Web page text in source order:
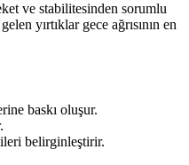
ve stabilitesinden sorumlu
yırtıklar gece ağrısının en
baskı oluşur.
belirginleştirir.